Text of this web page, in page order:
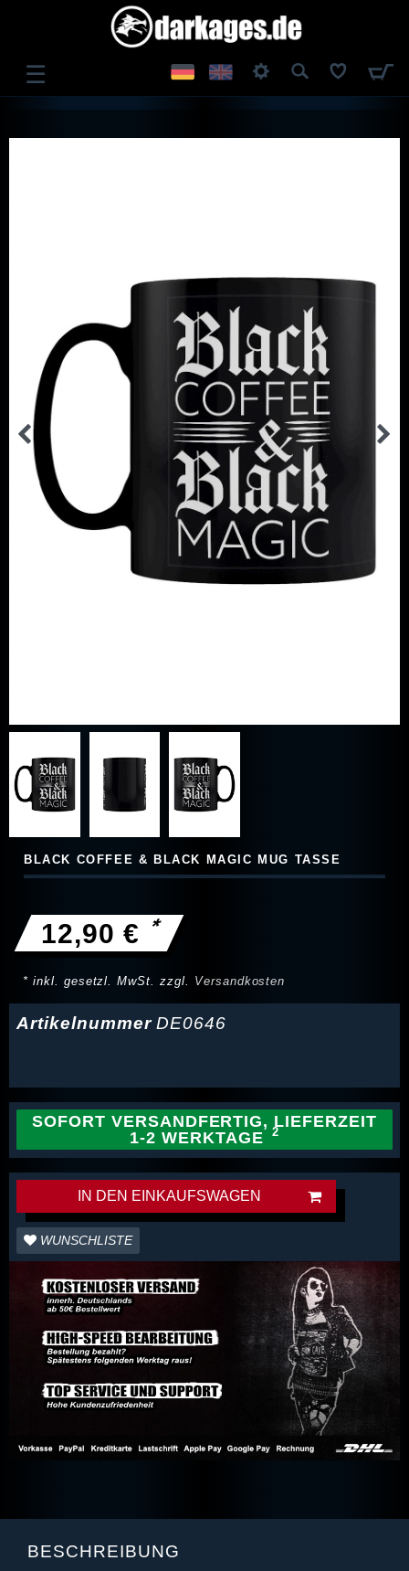
☰
BLACK COFFEE & BLACK MAGIC MUG TASSE
12,90 € *
* inkl. gesetzl. MwSt. zzgl. Versandkosten
ArtikelnummerDE0646
SOFORT VERSANDFERTIG, LIEFERZEIT
1-2 WERKTAGE
IN DEN EINKAUFSWAGEN
WUNSCHLISTE
BESCHREIBUNG